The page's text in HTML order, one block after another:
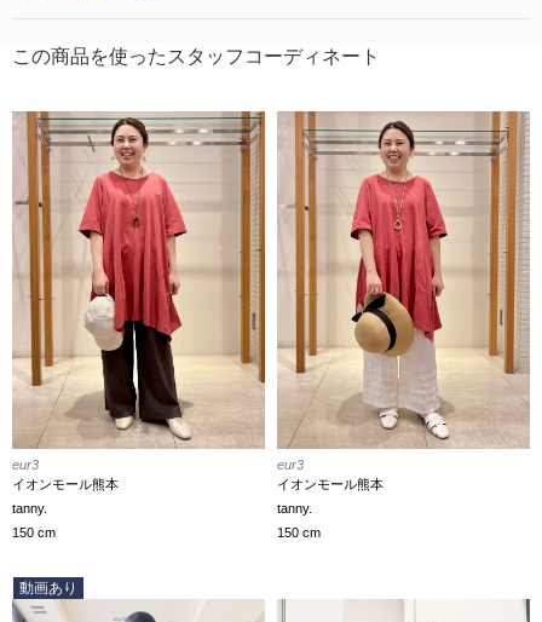
この商品を使ったスタッフコーディネート
eur3
イオンモール熊本
tanny.
150 cm
eur3
イオンモール熊本
tanny.
150 cm
動画あり